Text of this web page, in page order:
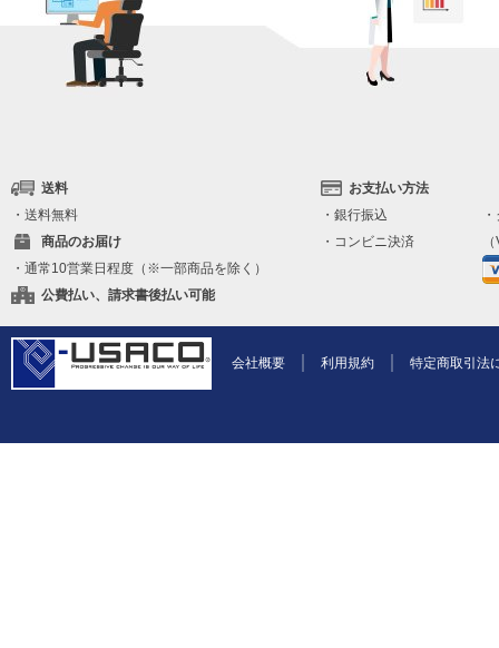
送料
・送料無料
商品のお届け
・通常10営業日程度（※一部商品を除く）
公費払い、請求書後払い可能
お支払い方法
・銀行振込
・コンビニ決済
会社概要 利用規約 特定商取引法